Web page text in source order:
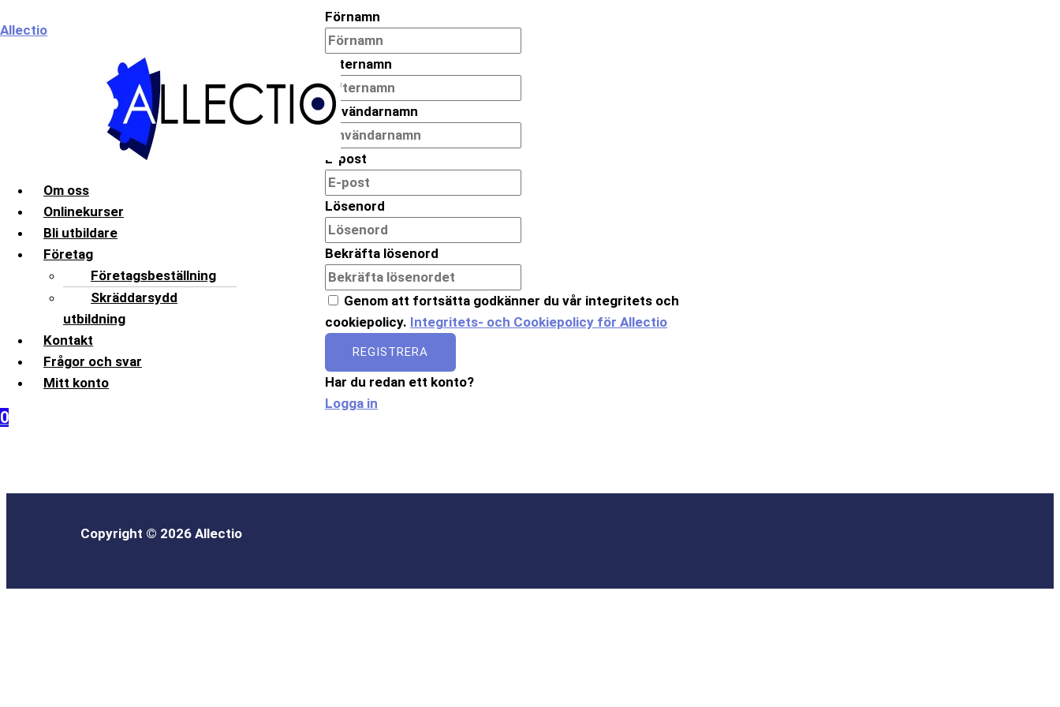
till
Allectio
Om oss
Onlinekurser
Bli utbildare
Företag
Företagsbeställning
Skräddarsydd
utbildning
Kontakt
Frågor och svar
Mitt konto
0
Förnamn
Efternamn
Användarnamn
E-post
Lösenord
Bekräfta lösenord
Genom att fortsätta godkänner du vår integritets och
cookiepolicy. Integritets- och Cookiepolicy för Allectio
REGISTRERA
Har du redan ett konto?
Logga in
Copyright © 2026 Allectio